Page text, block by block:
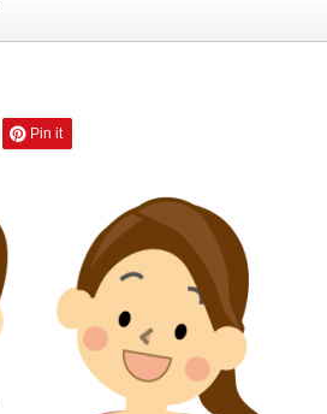
Pin it